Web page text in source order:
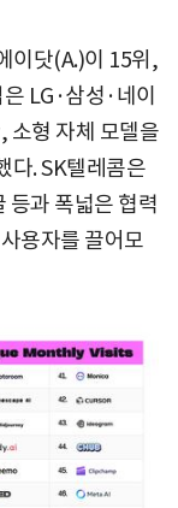
이닷(A.)이 15위,
LG·삼성·네이
소형 자체 모델을
다. SK텔레콤은
등과 폭넓은 협력
용자를 끌어모